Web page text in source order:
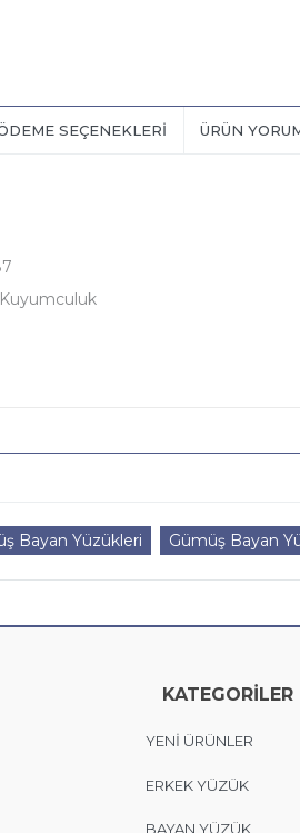
SEÇENEKLERI ÜRÜN
Bayan Yüzükleri Gümüş Bayan
KATEGORİLER
YENİ ÜRÜNLER
ERKEK YÜZÜK
BAYAN YÜZÜK